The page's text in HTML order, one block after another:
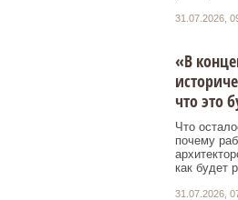
31.07.2026,
«В
что это
Что
почему
как будет
31.07.2026,